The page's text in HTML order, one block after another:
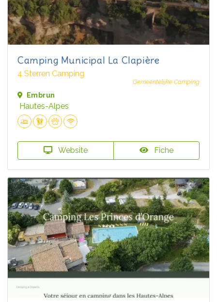
Camping Municipal La Clapière
4 Sterren Camping
Gemeentelijke Camping
Embrun
Hautes-Alpes
Website Fiche